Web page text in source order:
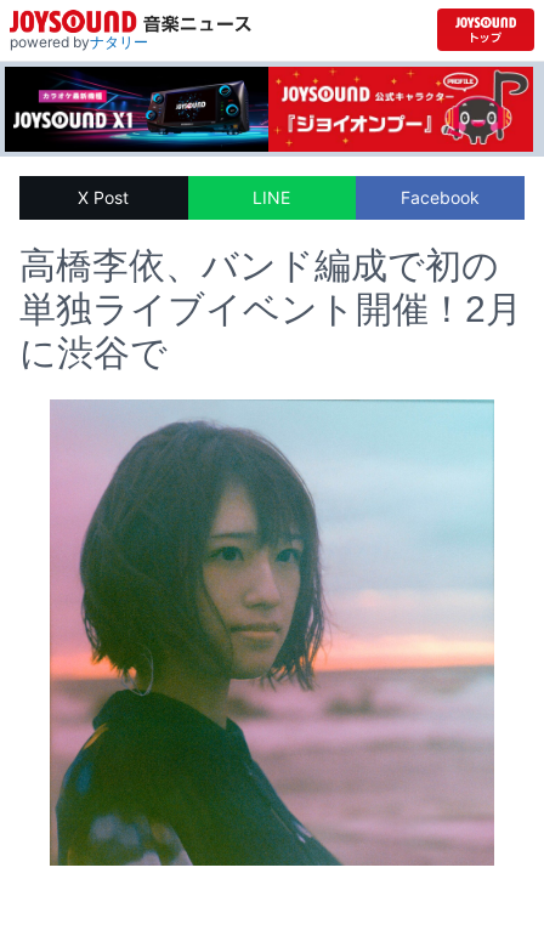
powered byナタリー
X Post LINE Facebook
高橋李依、バンド編成で初の
単独ライブイベント開催！2月
に渋谷で